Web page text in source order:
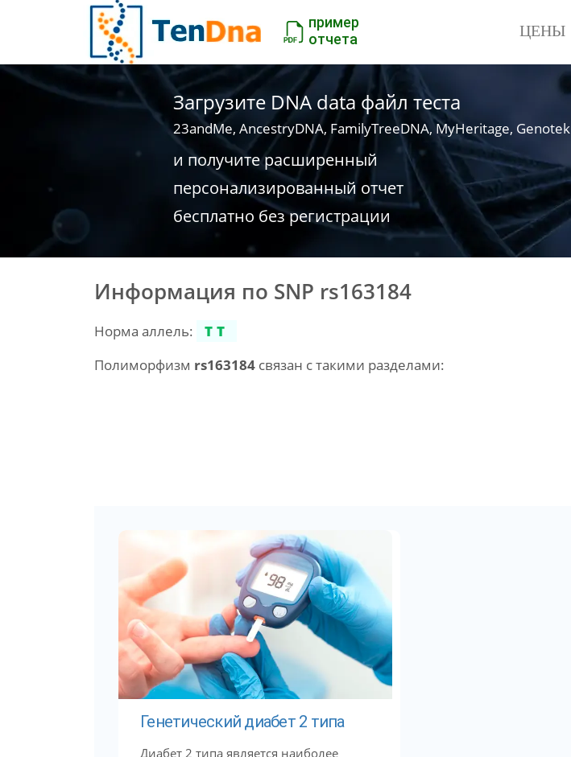
пример
отчета
ЦЕНЫ
Загрузите DNA data файл теста
23andMe, AncestryDNA, FamilyTreeDNA, MyHeritage, Genotek
и получите расширенный
персонализированный отчет
бесплатно без регистрации
Информация по SNP rs163184
Норма аллель:
TT
Полиморфизм rs163184 связан с такими разделами:
Генетический диабет 2 типа
Диабет 2 типа является наиболее